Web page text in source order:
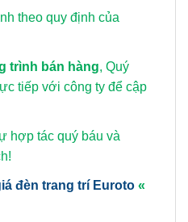
theo quy định của
trình bán hàng, Quý
tiếp với công ty để cập
hợp tác quý báu và
đèn trang trí Euroto «